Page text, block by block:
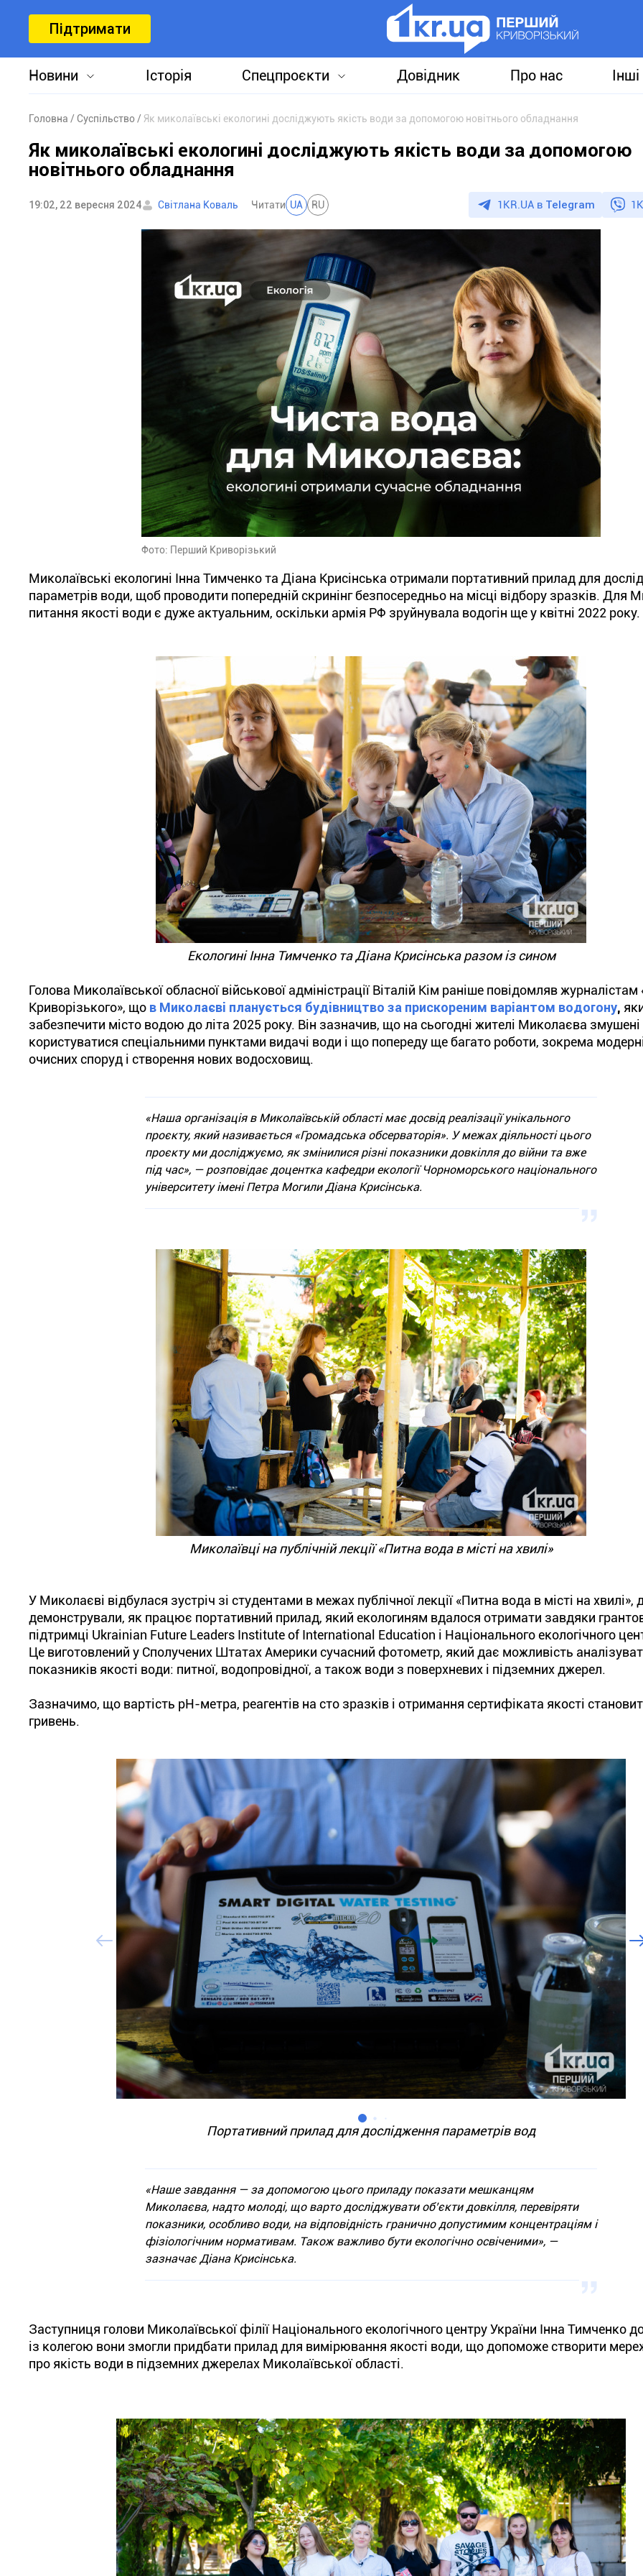
Підтримати
Новини Історія Спецпроєкти Довідник Про нас
Головна Суспільство Як миколаївські екологині досліджують якість води за допомогою новітнього обладнання
Як миколаївські екологині досліджують якість води за допомогою
новітнього обладнання
19:02, 22 вересня 2024 Світлана Коваль Читати UA RU 1KR.UA в Telegram
Фото: Перший Криворізький
Миколаївські екологині Інна Тимченко та Діана Крисінська отримали портативний прилад для
параметрів води, щоб проводити попередній скринінг безпосередньо на місці відбору зразків. Для
питання якості води є дуже актуальним, оскільки армія РФ зруйнувала водогін ще у квітні 2022 року.
Екологині Інна Тимченко та Діана Крисінська разом із сином
Голова Миколаївської обласної військової адміністрації Віталій Кім раніше повідомляв
Криворізького», що в Миколаєві планується будівництво за прискореним варіантом водогону,
забезпечити місто водою до літа 2025 року. Він зазначив, що на сьогодні жителі Миколаєва змушені
користуватися спеціальними пунктами видачі води і що попереду ще багато роботи, зокрема
очисних споруд і створення нових водосховищ.
«Наша організація в Миколаївській області має досвід реалізації унікального
проєкту, який називається «Громадська обсерваторія». У межах діяльності цього
проєкту ми досліджуємо, як змінилися різні показники довкілля до війни та вже
під час», — розповідає доцентка кафедри екології Чорноморського національного
університету імені Петра Могили Діана Крисінська.
Миколаївці на публічній лекції «Питна вода в місті на хвилі»
У Миколаєві відбулася зустріч зі студентами в межах публічної лекції «Питна вода в місті на хвилі»,
демонстрували, як працює портативний прилад, який екологиням вдалося отримати завдяки
підтримці Ukrainian Future Leaders Institute of International Education і Національного екологічного
Це виготовлений у Сполучених Штатах Америки сучасний фотометр, який дає можливість
показників якості води: питної, водопровідної, а також води з поверхневих і підземних джерел.
Зазначимо, що вартість pH-метра, реагентів на сто зразків і отримання сертифіката якості
гривень.
Портативний прилад для дослідження параметрів вод
«Наше завдання — за допомогою цього приладу показати мешканцям
Миколаєва, надто молоді, що варто досліджувати об’єкти довкілля, перевіряти
показники, особливо води, на відповідність гранично допустимим концентраціям і
фізіологічним нормативам. Також важливо бути екологічно освіченими», —
зазначає Діана Крисінська.
Заступниця голови Миколаївської філії Національного екологічного центру України Інна Тимченко
із колегою вони змогли придбати прилад для вимірювання якості води, що допоможе створити
про якість води в підземних джерелах Миколаївської області.